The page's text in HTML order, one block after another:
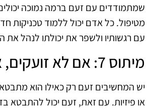
שמתמודדים עם זעם ברמה נמוכה
מטיפול. כל אדם יכול ללמוד טכניקות
עם רגשותיו ולשפר את יכולתו לנהל את
מיתוס 7: אם לא זועקים, אז אין זעם
יש המחשיבים זעם רק כאילו הוא
או פיזיות. עם זאת, זעם יכול להתבטא